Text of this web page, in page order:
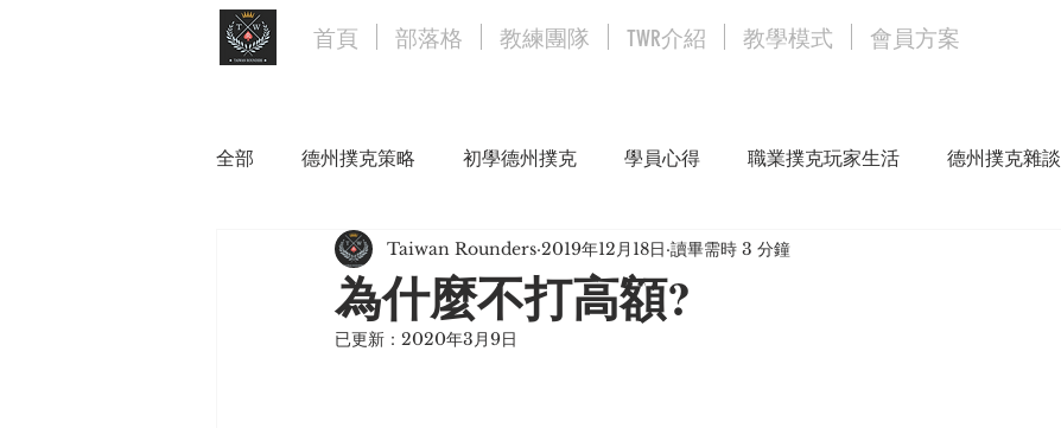
首頁 部落格 教練團隊 TWR介紹 教學模式 會員方案
全部 德州撲克策略 初學德州撲克 學員心得 職業撲克玩家生活 德州撲克雜談
為什麼不打高額?
Taiwan Rounders 2019年12月18日 讀畢需時 3 分鐘
已更新： 2020年3月9日